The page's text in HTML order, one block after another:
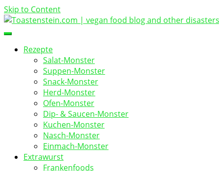
Skip to Content
Toastenstein.com
vegan food blog
Rezepte
Salat-Monster
Suppen-Monster
Snack-Monster
Herd-Monster
Ofen-Monster
Dip- & Saucen-Monster
Kuchen-Monster
Nasch-Monster
Einmach-Monster
Extrawurst
Frankenfoods